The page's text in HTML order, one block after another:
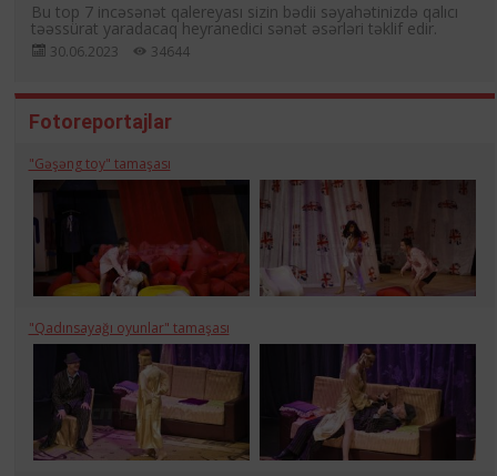
Bu top 7 incəsənət qalereyası sizin bədii səyahətinizdə qalıcı
təəssürat yaradacaq heyranedici sənət əsərləri təklif edir.
30.06.2023 34644
Fotoreportajlar
"Gəşəng toy" tamaşası
"Qadınsayağı oyunlar" tamaşası